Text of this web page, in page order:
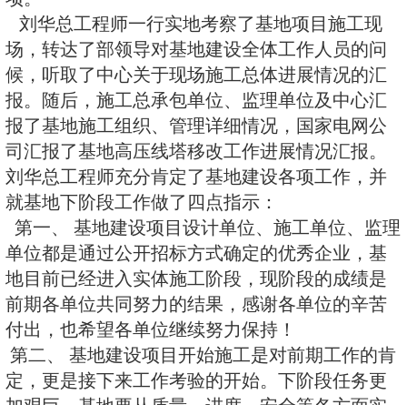
主任、中心主任张志刚、党委书
柴国旱及办公室、科技处负责同志
安全基地总承包单位中国建筑一局
公司、监理单位北京四达贝克斯工
司、国家电网北京公司领导出席并
项。
刘华总工程师一行实地考察了基
场，转达了部领导对基地建设全体
候，听取了中心关于现场施工总体
报。随后，施工总承包单位、监理
报了基地施工组织、管理详细情况